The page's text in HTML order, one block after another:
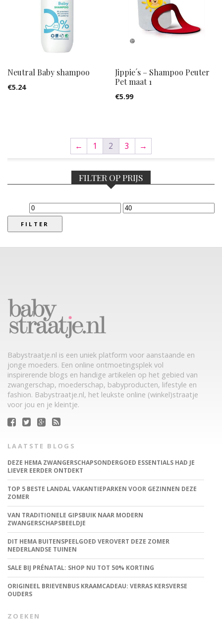
Neutral Baby shampoo
€5.24
Jippie´s – Shampoo Peuter
Pet maat 1
€5.99
← 1 2 3 →
FILTER OP PRIJS
Min.
prijs
Max.
FILTER
Babystraatje.nl is een uniek platform voor aanstaande en
jonge moeders. Een online ontmoetingsplek vol
inspirerende blogs en handige artikelen op het gebied van
zwangerschap, moederschap, babyproducten, lifestyle en
fashion. Babystraatje.nl, het leukste online (winkel)straatje
voor jou en je kleintje.
LAATSTE BLOGS
DEZE HEMA ZWANGERSCHAPSONDERGOED ESSENTIALS HAD JE
LIEVER EERDER ONTDEKT
TOP 5 BESTE LANDAL VAKANTIEPARKEN VOOR GEZINNEN DEZE
ZOMER
VAN TRADITIONELE GIPSBUIK NAAR MODERN
ZWANGERSCHAPSBEELDJE
DIT HEMA BUITENSPEELGOED VEROVERT DEZE ZOMER
NEDERLANDSE TUINEN
SALE BIJ PRÉNATAL: SHOP NU TOT 50% KORTING
ORIGINEEL BRIEVENBUS KRAAMCADEAU: VERRAS KERSVERSE
OUDERS
ZOEKEN